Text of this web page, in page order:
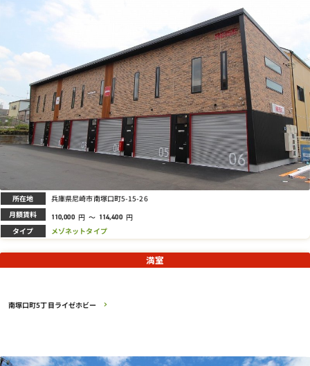
所在地 兵庫県尼崎市南塚口町5-15-26
月額賃料 110,000 円 ～ 114,400 円
タイプ メゾネットタイプ
南塚口町5丁目ライゼホビー
満室